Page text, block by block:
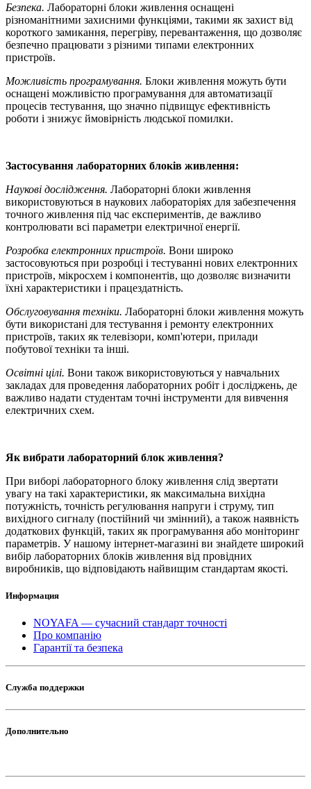
Безпека. Лабораторні блоки живлення оснащені
різноманітними захисними функціями, такими як захист від
короткого замикання, перегріву, перевантаження, що дозволяє
безпечно працювати з різними типами електронних
пристроїв.
Можливість програмування. Блоки живлення можуть бути
оснащені можливістю програмування для автоматизації
процесів тестування, що значно підвищує ефективність
роботи і знижує ймовірність людської помилки.
Застосування лабораторних блоків живлення:
Наукові дослідження. Лабораторні блоки живлення
використовуються в наукових лабораторіях для забезпечення
точного живлення під час експериментів, де важливо
контролювати всі параметри електричної енергії.
Розробка електронних пристроїв. Вони широко
застосовуються при розробці і тестуванні нових електронних
пристроїв, мікросхем і компонентів, що дозволяє визначити
їхні характеристики і працездатність.
Обслуговування техніки. Лабораторні блоки живлення можуть
бути використані для тестування і ремонту електронних
пристроїв, таких як телевізори, комп'ютери, прилади
побутової техніки та інші.
Освітні цілі. Вони також використовуються у навчальних
закладах для проведення лабораторних робіт і досліджень, де
важливо надати студентам точні інструменти для вивчення
електричних схем.
Як вибрати лабораторний блок живлення?
При виборі лабораторного блоку живлення слід звертати
увагу на такі характеристики, як максимальна вихідна
потужність, точність регулювання напруги і струму, тип
вихідного сигналу (постійний чи змінний), а також наявність
додаткових функцій, таких як програмування або моніторинг
параметрів. У нашому інтернет-магазині ви знайдете широкий
вибір лабораторних блоків живлення від провідних
виробників, що відповідають найвищим стандартам якості.
Информация
NOYAFA — сучасний стандарт точності
Про компанію
Гарантії та безпека
Служба поддержки
Дополнительно